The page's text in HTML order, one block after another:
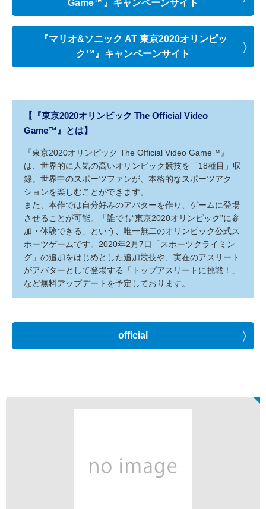
Game™』キャンペーンサイト
『マリオ&ソニック AT 東京2020オリンピッ
ク™』キャンペーンサイト
【『東京2020オリンピック The Official Video
Game™』とは】
『東京2020オリンピック The Official Video Game™』
は、世界的に人気の高いオリンピック競技を「18種目」収
録。世界中のスポーツファンが、本格的なスポーツアク
ションを楽しむことができます。
また、本作では自分好みのアバターを作り、ゲームに登場
させることが可能。「誰でも“東京2020オリンピック”に参
加・体験できる」という、唯一無二のオリンピック公式ス
ポーツゲームです。2020年2月7日「スポーツクライミン
グ」の追加をはじめとした追加競技や、実在のアスリート
がアバターとして登場する「トップアスリートに挑戦！」
など無料アップデートを予定しております。
official